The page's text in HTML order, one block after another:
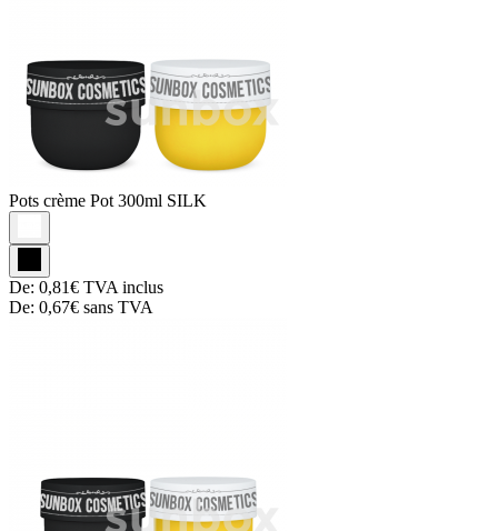
Pots crème Pot 300ml SILK
De: 0,81€ TVA inclus
De: 0,67€ sans TVA